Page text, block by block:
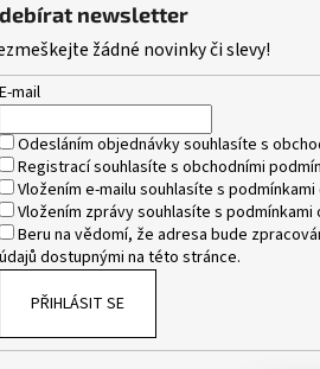
newsletter
žádné novinky či slevy!
E-mail
Odesláním objednávky souhlasíte s
Registrací souhlasíte s obchodními
Vložením e-mailu souhlasíte s podmínkami
Vložením zprávy souhlasíte s podmínkami
Beru na vědomí, že adresa bude
údajů dostupnými na této stránce.
PŘIHLÁSIT SE